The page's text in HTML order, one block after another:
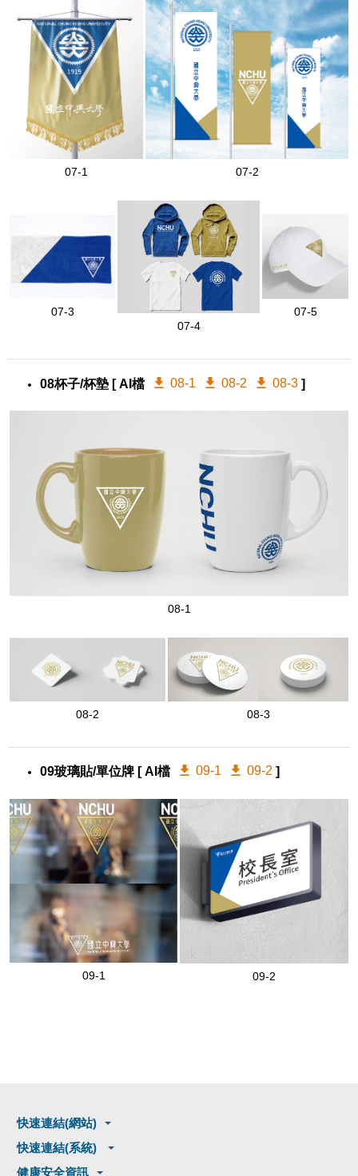
07-1 07-2
07-3
07-4
07-5
08杯子/杯墊 [ AI檔 08-1 08-2 08-3 ]
08-1
08-2 08-3
09玻璃貼/單位牌 [ AI檔 09-1 09-2 ]
09-1 09-2
快速連結(網站)
快速連結(系統)
健康安全資訊